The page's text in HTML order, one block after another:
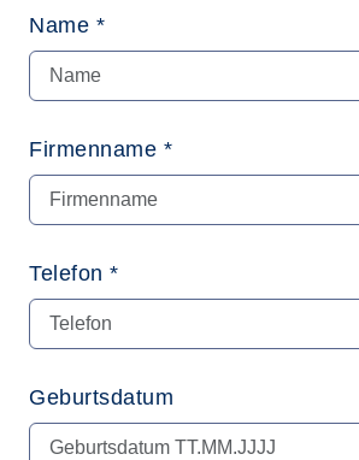
Name *
Firmenname *
Telefon *
Geburtsdatum